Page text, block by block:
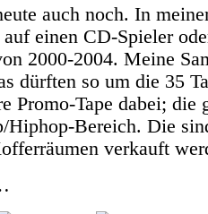
auch noch. In
einen CD-Spieler
2000-2004. Meine
dürften so um die 35
Promo-Tape dabei; die
Hiphop-Bereich. Die
verkauft